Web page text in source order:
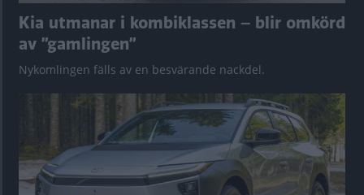
Kia utmanar i kombiklassen – blir omkörd
av ”gamlingen”
Nykomlingen fälls av en besvärande nackdel.